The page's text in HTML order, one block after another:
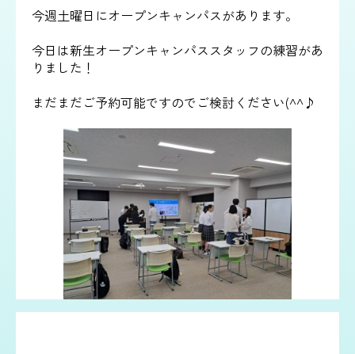
今週土曜日にオープンキャンパスがあります。
今日は新生オープンキャンパススタッフの練習があ
りました！
まだまだご予約可能ですのでご検討ください(^^♪